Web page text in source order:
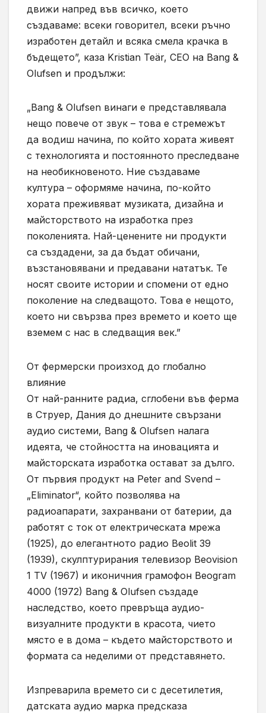
движи напред във всичко, което
създаваме: всеки говорител, всеки ръчно
изработен детайл и всяка смела крачка в
бъдещето”, каза Kristian Teär, CEO на Bang &
Olufsen и продължи:
„Bang & Olufsen винаги е представлявала
нещо повече от звук – това е стремежът
да водиш начина, по който хората живеят
с технологията и постоянното преследване
на необикновеното. Ние създаваме
култура – оформяме начина, по-който
хората преживяват музиката, дизайна и
майсторството на изработка през
поколенията. Най-ценените ни продукти
са създадени, за да бъдат обичани,
възстановявани и предавани нататък. Те
носят своите истории и спомени от едно
поколение на следващото. Това е нещото,
което ни свързва през времето и което ще
вземем с нас в следващия век.”
От фермерски произход до глобално
влияние
От най-ранните радиа, сглобени във ферма
в Струер, Дания до днешните свързани
аудио системи, Bang & Olufsen налага
идеята, че стойността на иновацията и
майсторската изработка остават за дълго.
От първия продукт на Peter and Svend –
„Eliminator“, който позволява на
радиоапарати, захранвани от батерии, да
работят с ток от електрическата мрежа
(1925), до елегантното радио Beolit 39
(1939), скулптурирания телевизор Beovision
1 TV (1967) и иконичния грамофон Beogram
4000 (1972) Bang & Olufsen създаде
наследство, което превръща аудио-
визуалните продукти в красота, чието
място е в дома – където майсторството и
формата са неделими от представянето.
Изпреварила времето си с десетилетия,
датската аудио марка предсказа